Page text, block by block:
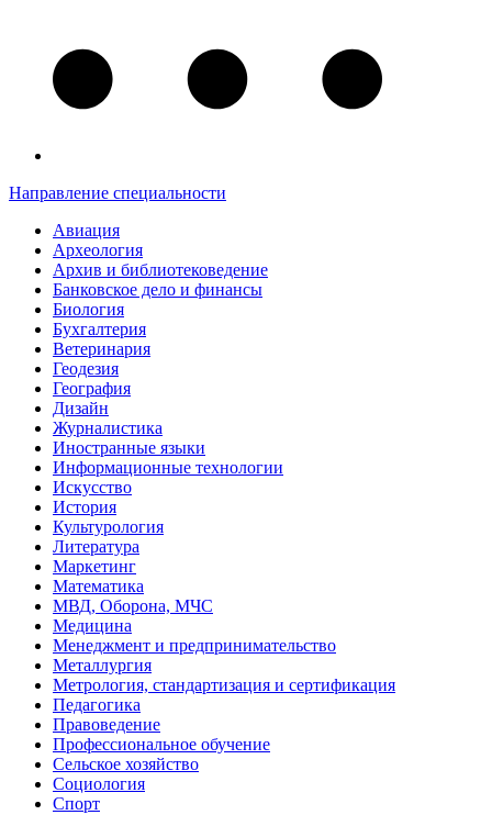
Направление специальности
Авиация
Археология
Архив и библиотековедение
Банковское дело и финансы
Биология
Бухгалтерия
Ветеринария
Геодезия
География
Дизайн
Журналистика
Иностранные языки
Информационные технологии
Искусство
История
Культурология
Литература
Маркетинг
Математика
МВД, Оборона, МЧС
Медицина
Менеджмент и предпринимательство
Металлургия
Метрология, стандартизация и сертификация
Педагогика
Правоведение
Профессиональное обучение
Сельское хозяйство
Социология
Спорт